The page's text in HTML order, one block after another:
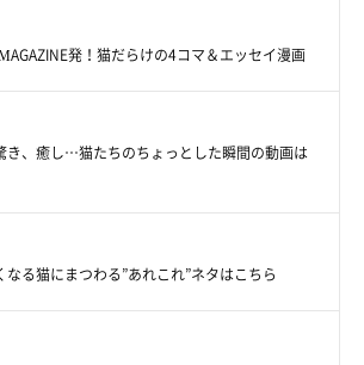
発！猫だらけの4コマ＆エッセイ漫画
き、癒し…猫たちのちょっとした瞬間の動画は
る猫にまつわる”あれこれ”ネタはこちら